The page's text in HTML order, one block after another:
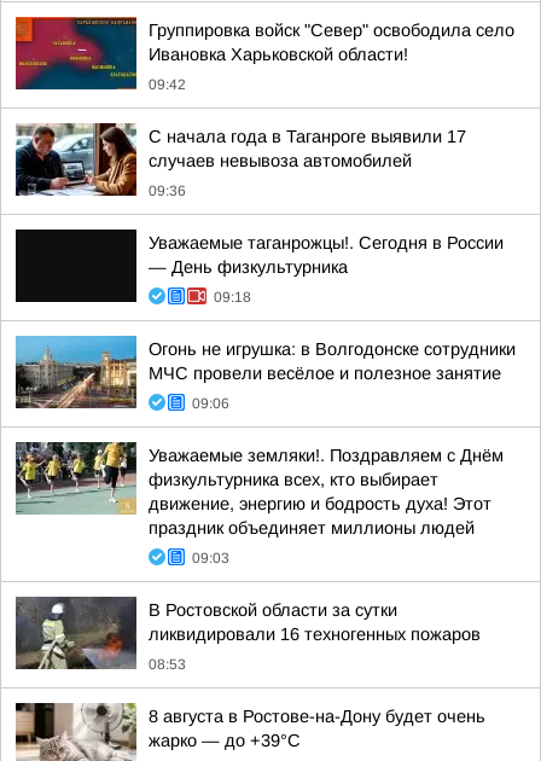
Группировка войск "Север" освободила село
Ивановка Харьковской области!
09:42
С начала года в Таганроге выявили 17
случаев невывоза автомобилей
09:36
Уважаемые таганрожцы!. Сегодня в России
— День физкультурника
09:18
Огонь не игрушка: в Волгодонске сотрудники
МЧС провели весёлое и полезное занятие
09:06
Уважаемые земляки!. Поздравляем с Днём
физкультурника всех, кто выбирает
движение, энергию и бодрость духа! Этот
праздник объединяет миллионы людей
09:03
В Ростовской области за сутки
ликвидировали 16 техногенных пожаров
08:53
8 августа в Ростове-на-Дону будет очень
жарко — до +39°C